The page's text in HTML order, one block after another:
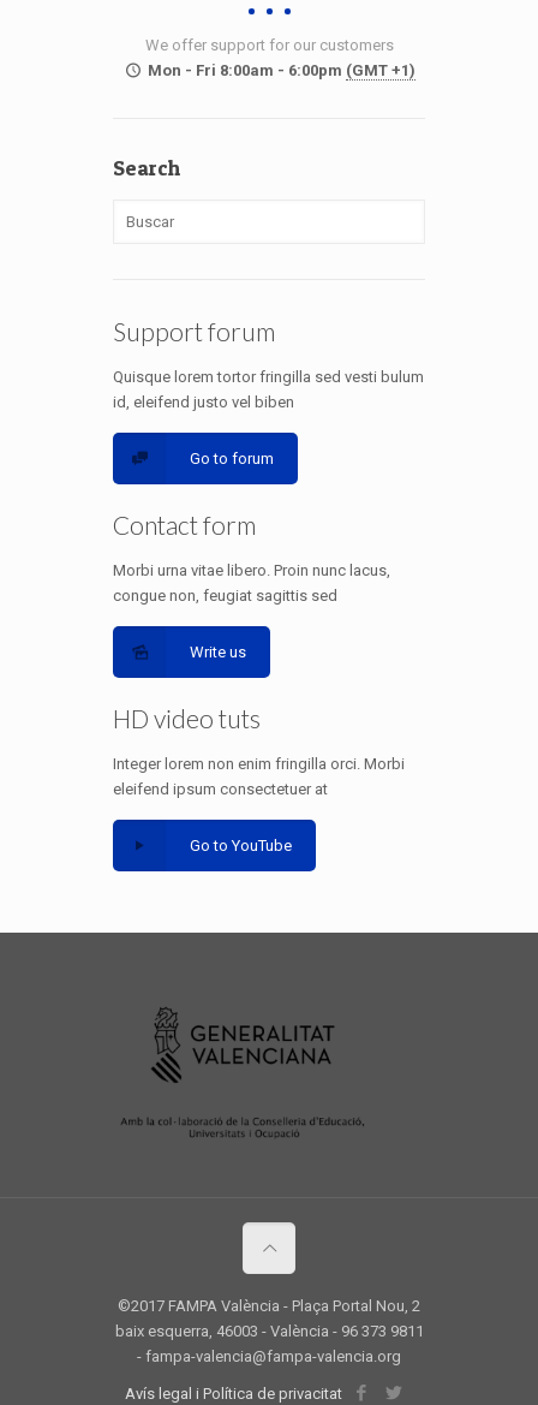
We offer support for our customers
Mon - Fri 8:00am - 6:00pm (GMT +1)
Search
Support forum
Quisque lorem tortor fringilla sed vesti bulum
id, eleifend justo vel biben
Go to forum
Contact form
Morbi urna vitae libero. Proin nunc lacus,
congue non, feugiat sagittis sed
Write us
HD video tuts
Integer lorem non enim fringilla orci. Morbi
eleifend ipsum consectetuer at
Go to YouTube
©2017 FAMPA València - Plaça Portal Nou, 2
baix esquerra, 46003 - València - 96 373 9811
- fampa-valencia@fampa-valencia.org
Avís legal i Política de privacitat